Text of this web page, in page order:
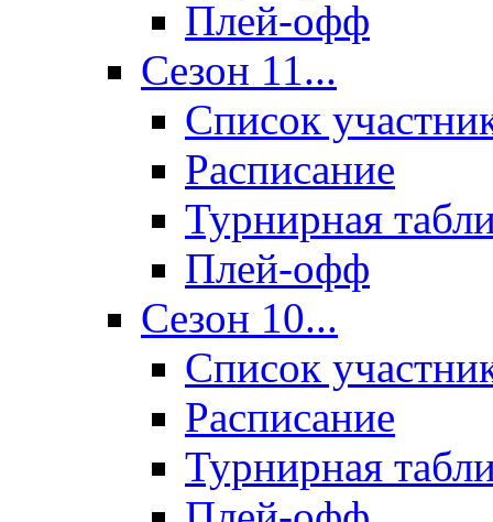
Плей-офф
Сезон 11...
Список
Расписание
Турнирная
Плей-офф
Сезон 10...
Список
Расписание
Турнирная